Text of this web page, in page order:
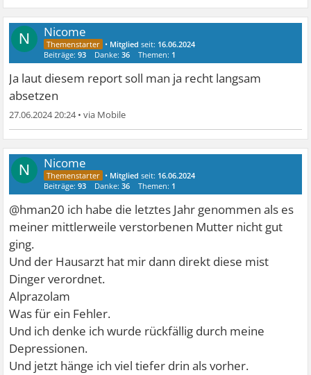
N Nicome
• Mitglied seit: 16.06.2024
Beiträge:93 Danke:36 Themen: 1
Ja laut diesem report soll man ja recht langsam
absetzen
27.06.2024 20:24•
N Nicome
• Mitglied seit: 16.06.2024
Beiträge:93 Danke:36 Themen: 1
@hman20 ich habe die letztes Jahr genommen als es
meiner mittlerweile verstorbenen Mutter nicht gut
ging.
Und der Hausarzt hat mir dann direkt diese mist
Dinger verordnet.
Alprazolam
Was für ein Fehler.
Und ich denke ich wurde rückfällig durch meine
Depressionen.
Und jetzt hänge ich viel tiefer drin als vorher.